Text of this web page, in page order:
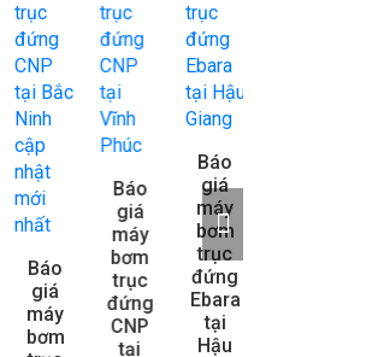
Báo
giá
máy
bơm
Báo
giá
máy
bơm
trục
đứng
CNP
tại
Báo
giá
máy
bơm
trục
đứng
Ebara
tại
Hậu